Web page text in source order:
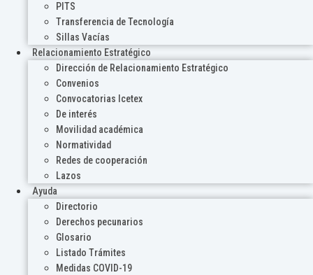
PITS
Transferencia de Tecnología
Sillas Vacías
Relacionamiento Estratégico
Dirección de Relacionamiento Estratégico
Convenios
Convocatorias Icetex
De interés
Movilidad académica
Normatividad
Redes de cooperación
Lazos
Ayuda
Directorio
Derechos pecunarios
Glosario
Listado Trámites
Medidas COVID-19